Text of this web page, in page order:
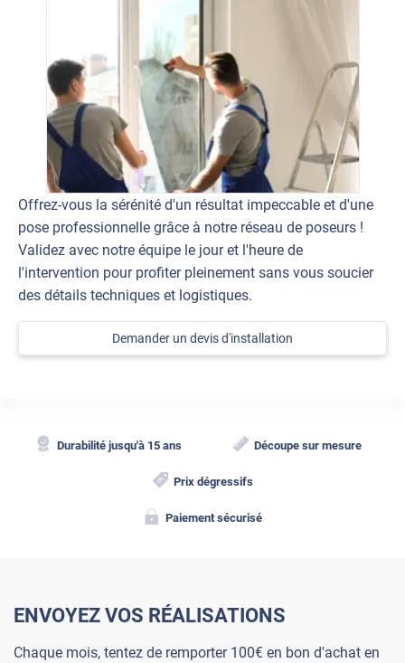
Offrez-vous la sérénité d'un résultat impeccable et d'une
pose professionnelle grâce à notre réseau de poseurs !
Validez avec notre équipe le jour et l'heure de
l'intervention pour profiter pleinement sans vous soucier
des détails techniques et logistiques.
Demander un devis d'installation
Durabilité jusqu'à 15 ans Découpe sur mesure
Prix dégressifs
Paiement sécurisé
ENVOYEZ VOS RÉALISATIONS
Chaque mois, tentez de remporter 100€ en bon d'achat en